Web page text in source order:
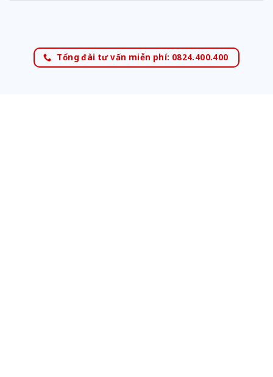
Tổng đài tư vấn miễn phí: 0824.400.400